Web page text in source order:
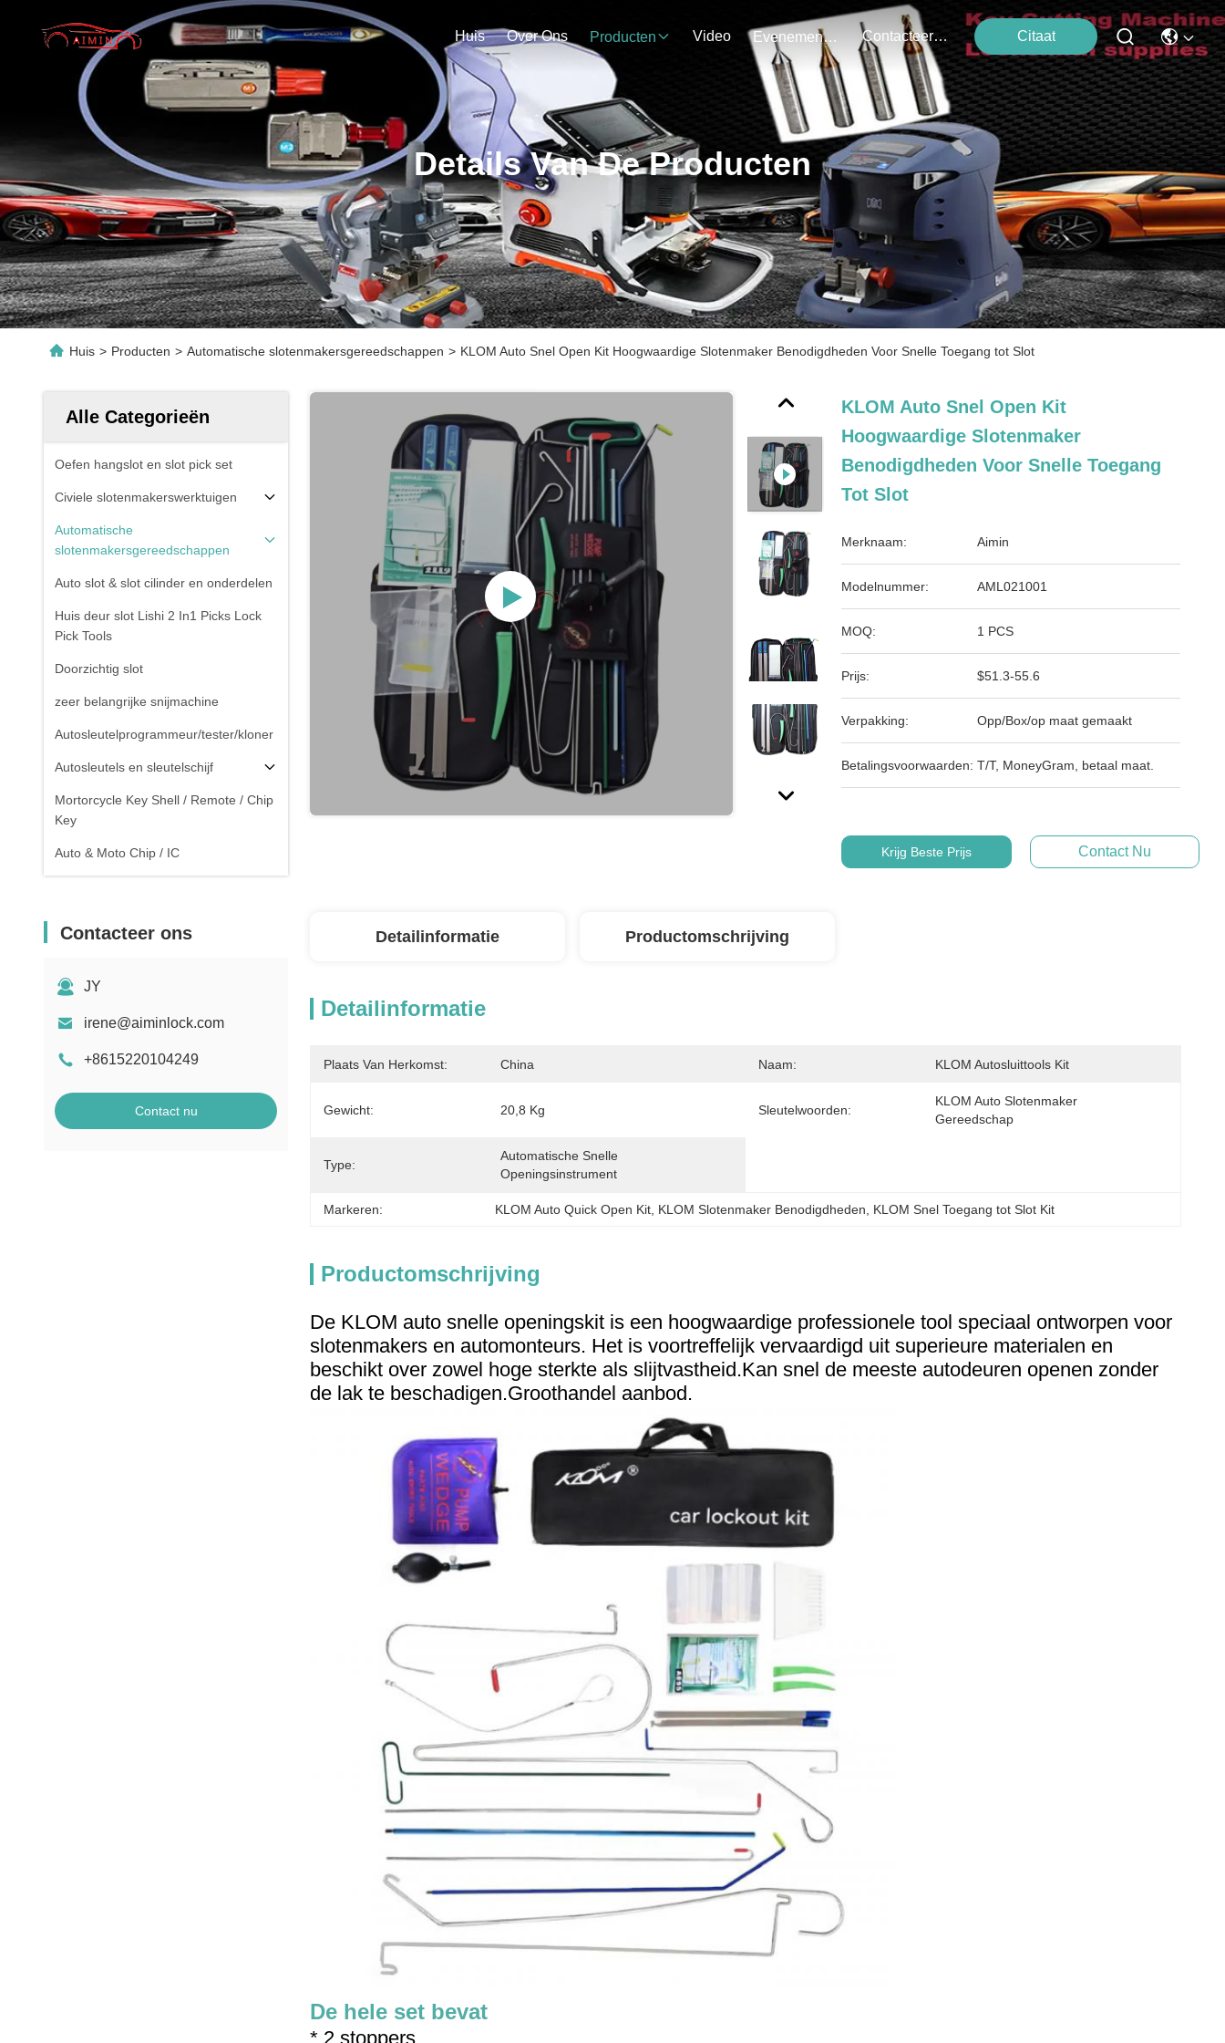
Huis Over Ons Producten Video Evenementen Contacteer Ons Citaat
Details Van De Producten
Huis > Producten > Automatische slotenmakersgereedschappen > KLOM Auto Snel Open Kit Hoogwaardige Slotenmaker Benodigdheden Voor Snelle Toegang tot Slot
Alle Categorieën
Oefen hangslot en slot pick set
Civiele slotenmakerswerktuigen
Automatische
slotenmakersgereedschappen
Auto slot & slot cilinder en onderdelen
Huis deur slot Lishi 2 In1 Picks Lock
Pick Tools
Doorzichtig slot
zeer belangrijke snijmachine
Autosleutelprogrammeur/tester/kloner
Autosleutels en sleutelschijf
Mortorcycle Key Shell / Remote / Chip
Key
Auto & Moto Chip / IC
Contacteer ons
JY
irene@aiminlock.com
+8615220104249
Contact nu
KLOM Auto Snel Open Kit
Hoogwaardige Slotenmaker
Benodigdheden Voor Snelle Toegang
Tot Slot
Merknaam: Aimin
Modelnummer: AML021001
MOQ: 1 PCS
Prijs: $51.3-55.6
Verpakking: Opp/Box/op maat gemaakt
Betalingsvoorwaarden: T/T, MoneyGram, betaal maat.
Krijg Beste Prijs Contact Nu
Detailinformatie Productomschrijving
Detailinformatie
Plaats Van Herkomst: China Naam: KLOM Autosluittools Kit
Gewicht: 20,8 Kg Sleutelwoorden:
KLOM Auto Slotenmaker
Gereedschap
Type:
Automatische Snelle
Openingsinstrument
Markeren: KLOM Auto Quick Open Kit KLOM Slotenmaker Benodigdheden KLOM Snel Toegang tot Slot Kit
Productomschrijving
De KLOM auto snelle openingskit is een hoogwaardige professionele tool speciaal ontworpen voor
slotenmakers en automonteurs. Het is voortreffelijk vervaardigd uit superieure materialen en
beschikt over zowel hoge sterkte als slijtvastheid.Kan snel de meeste autodeuren openen zonder
de lak te beschadigen.Groothandel aanbod.
De hele set bevat
* 2 stoppers